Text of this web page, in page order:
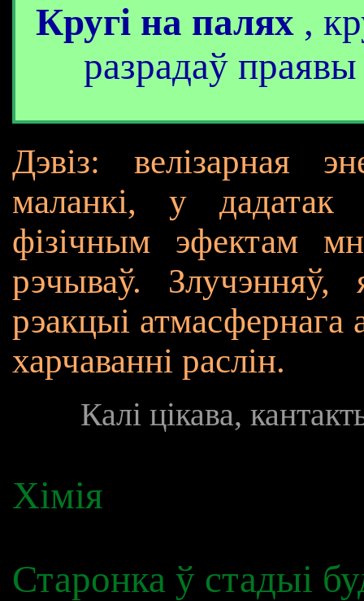
Кругі на палях,
разрадаў праявы
Дэвіз: велізарная
маланкі, у дадатак
фізічным эфектам
рэчываў.
рэакцыі атмасфернага
харчаванні раслін.
Калі цікава,
Хімія
Старонка ў стадыі